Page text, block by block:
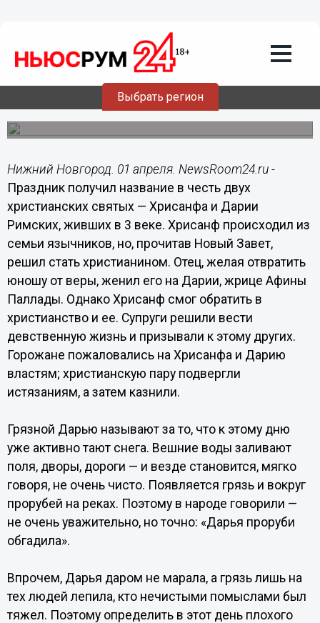
Выбрать регион
1 апреля - Дарья Грязная по народному
Грязной Дарью называют за то, что к этому дню уже
активно тают снега.
Нижний Новгород. 01 апреля. NewsRoom24.ru -
Праздник получил название в честь двух
христианских святых — Хрисанфа и Дарии
Римских, живших в 3 веке. Хрисанф происходил из
семьи язычников, но, прочитав Новый Завет,
решил стать христианином. Отец, желая отвратить
юношу от веры, женил его на Дарии, жрице Афины
Паллады. Однако Хрисанф смог обратить в
христианство и ее. Супруги решили вести
девственную жизнь и призывали к этому других.
Горожане пожаловались на Хрисанфа и Дарию
властям; христианскую пару подвергли
истязаниям, а затем казнили.
Грязной Дарью называют за то, что к этому дню
уже активно тают снега. Вешние воды заливают
поля, дворы, дороги — и везде становится, мягко
говоря, не очень чисто. Появляется грязь и вокруг
прорубей на реках. Поэтому в народе говорили —
не очень уважительно, но точно: «Дарья проруби
обгадила».
Впрочем, Дарья даром не марала, а грязь лишь на
тех людей лепила, кто нечистыми помыслами был
тяжел. Поэтому определить в этот день плохого